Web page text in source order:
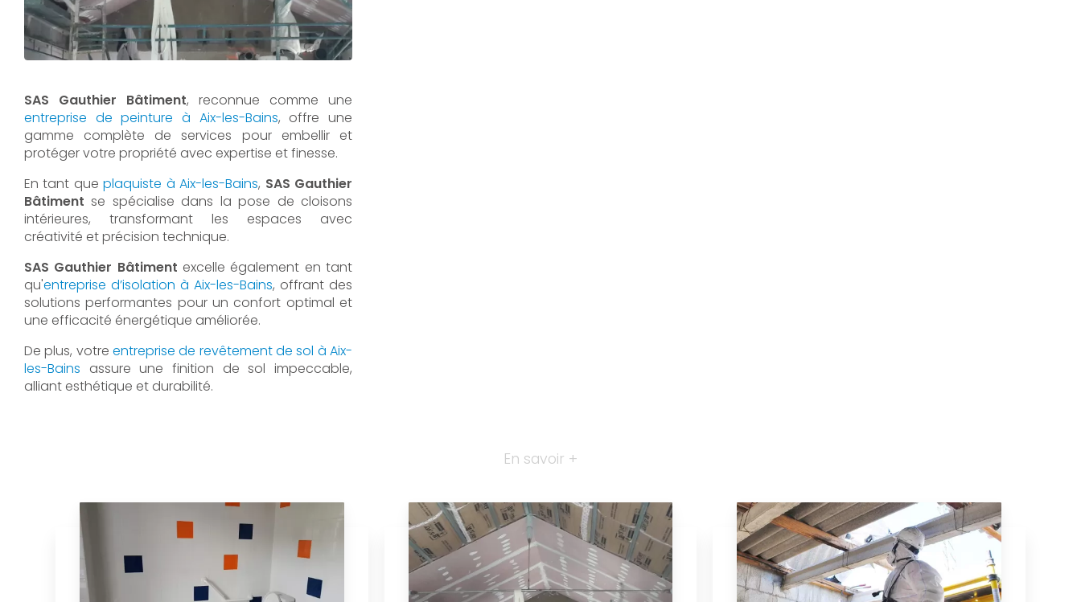
SAS Gauthier Bâtiment, reconnue comme une
entreprise de peinture à Aix-les-Bains, offre une
gamme complète de services pour embellir et
protéger votre propriété avec expertise et finesse.
En tant queplaquiste à Aix-les-Bains, SAS Gauthier
Bâtiment se spécialise dans la pose de cloisons
intérieures, transformant les espaces avec
créativité et précision technique.
SAS Gauthier Bâtiment excelle également en tant
qu'entreprise d’isolation à Aix-les-Bains, offrant des
solutions performantes pour un confort optimal et
une efficacité énergétique améliorée.
De plus, votre entreprise de revêtement de sol à Aix-
les-Bains assure une finition de sol impeccable,
alliant esthétique et durabilité.
En savoir +